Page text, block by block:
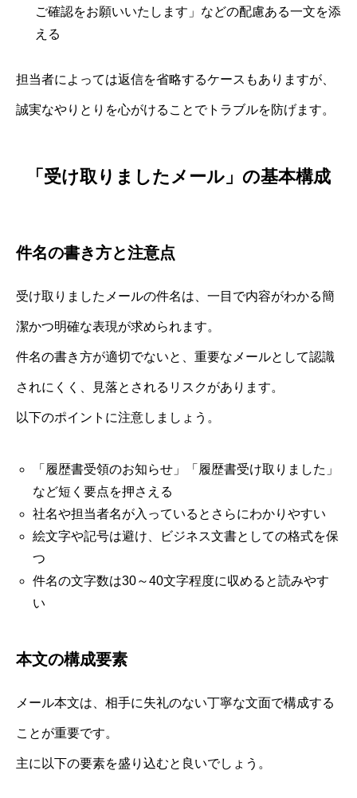
ご確認をお願いいたします」などの配慮ある一文を添
える
担当者によっては返信を省略するケースもありますが、
誠実なやりとりを心がけることでトラブルを防げます。
「受け取りましたメール」の基本構成
件名の書き方と注意点
受け取りましたメールの件名は、一目で内容がわかる簡
潔かつ明確な表現が求められます。
件名の書き方が適切でないと、重要なメールとして認識
されにくく、見落とされるリスクがあります。
以下のポイントに注意しましょう。
「履歴書受領のお知らせ」「履歴書受け取りました」
など短く要点を押さえる
社名や担当者名が入っているとさらにわかりやすい
絵文字や記号は避け、ビジネス文書としての格式を保
つ
件名の文字数は30～40文字程度に収めると読みやす
い
本文の構成要素
メール本文は、相手に失礼のない丁寧な文面で構成する
ことが重要です。
主に以下の要素を盛り込むと良いでしょう。